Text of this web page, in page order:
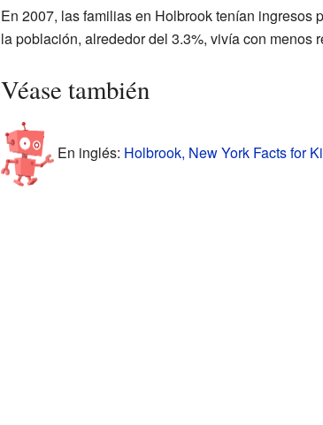
En 2007, las familias en Holbrook tenían ingresos
la población, alrededor del 3.3%, vivía con menos
Véase también
En inglés: Holbrook, New York Facts for